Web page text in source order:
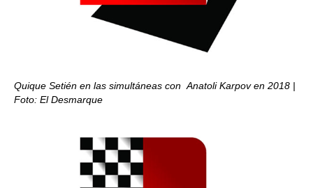
Quique Setién en las simultáneas con Anatoli Karpov en 2018 |
Foto: El Desmarque